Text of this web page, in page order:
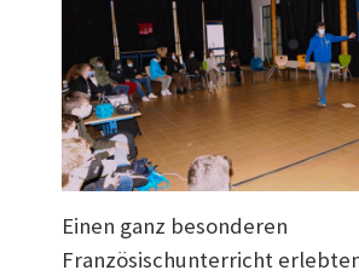
Einen ganz besonderen
Französischunterricht